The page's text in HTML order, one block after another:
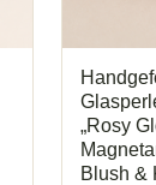
„Rosy
Blush &